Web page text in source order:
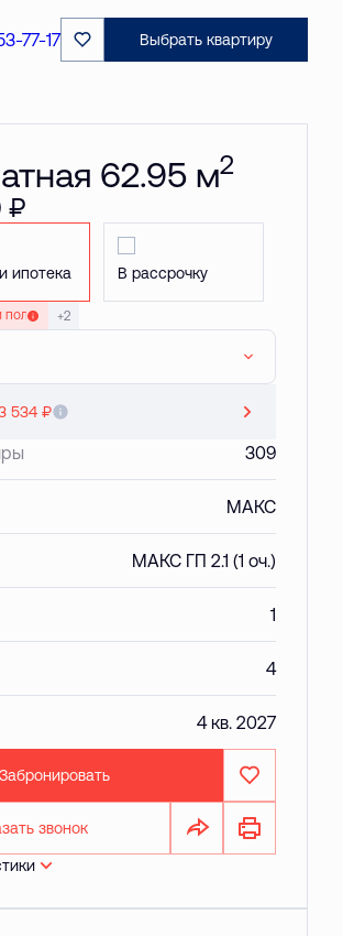
77-17 Выбрать квартиру
Забронировать
62.95 м2
₽
Стандартная
оплате до 20 %
+2
534 ₽
309
МАКС
МАКС ГП 2.1 (1 оч.)
1
4
4 кв. 2027
Забронировать
звонок